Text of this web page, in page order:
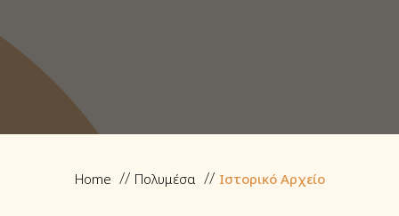
Home Πολυμέσα Ιστορικό Αρχείο